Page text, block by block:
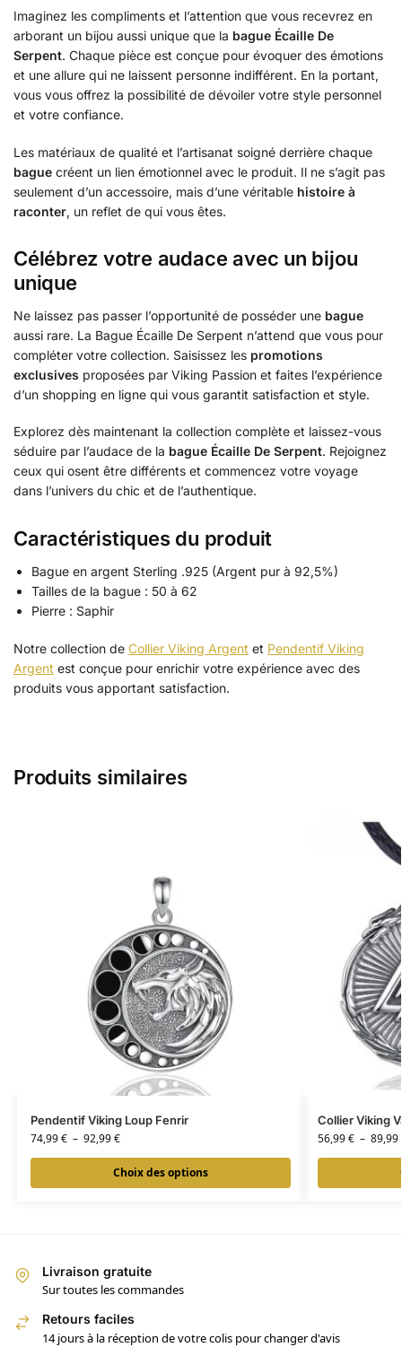
Imaginez les compliments et l’attention que vous recevrez en
arborant un bijou aussi unique que la bague Écaille De
Serpent. Chaque pièce est conçue pour évoquer des émotions
et une allure qui ne laissent personne indifférent. En la portant,
vous vous offrez la possibilité de dévoiler votre style personnel
et votre confiance.
Les matériaux de qualité et l’artisanat soigné derrière chaque
bague créent un lien émotionnel avec le produit. Il ne s’agit pas
seulement d’un accessoire, mais d’une véritable histoire à
raconter, un reflet de qui vous êtes.
Célébrez votre audace avec un bijou
unique
Ne laissez pas passer l’opportunité de posséder une bague
aussi rare. La Bague Écaille De Serpent n’attend que vous pour
compléter votre collection. Saisissez les promotions
exclusives proposées par Viking Passion et faites l’expérience
d’un shopping en ligne qui vous garantit satisfaction et style.
Explorez dès maintenant la collection complète et laissez-vous
séduire par l’audace de la bague Écaille De Serpent. Rejoignez
ceux qui osent être différents et commencez votre voyage
dans l’univers du chic et de l’authentique.
Caractéristiques du produit
Bague en argent Sterling .925 (Argent pur à 92,5%)
Tailles de la bague : 50 à 62
Pierre : Saphir
Notre collection de Collier Viking Argent et Pendentif Viking
Argent est conçue pour enrichir votre expérience avec des
produits vous apportant satisfaction.
Produits similaires
Pendentif Viking Loup Fenrir
74,99€ – 92,99€
Choix des options
Collier Viking
56,99€ – 89,99
Livraison gratuite
Sur toutes les commandes
Retours faciles
14 jours à la réception de votre colis pour changer d'avis